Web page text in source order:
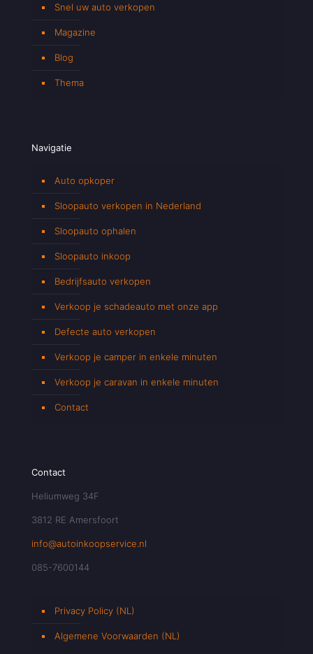
Snel uw auto verkopen
Magazine
Blog
Thema
Navigatie
Auto opkoper
Sloopauto verkopen in Nederland
Sloopauto ophalen
Sloopauto inkoop
Bedrijfsauto verkopen
Verkoop je schadeauto met onze app
Defecte auto verkopen
Verkoop je camper in enkele minuten
Verkoop je caravan in enkele minuten
Contact
Contact
Heliumweg 34F
3812 RE Amersfoort
info@autoinkoopservice.nl
085-7600144
Privacy Policy (NL)
Algemene Voorwaarden (NL)